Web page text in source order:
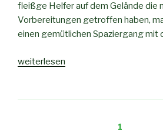
fleißge Helfer auf dem Gelände die
Vorbereitungen getroffen haben,
einen gemütlichen Spaziergang mit
weiterlesen
1